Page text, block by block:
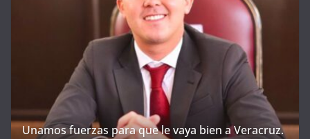
Unamos fuerzas para que le vaya bien a Veracruz.